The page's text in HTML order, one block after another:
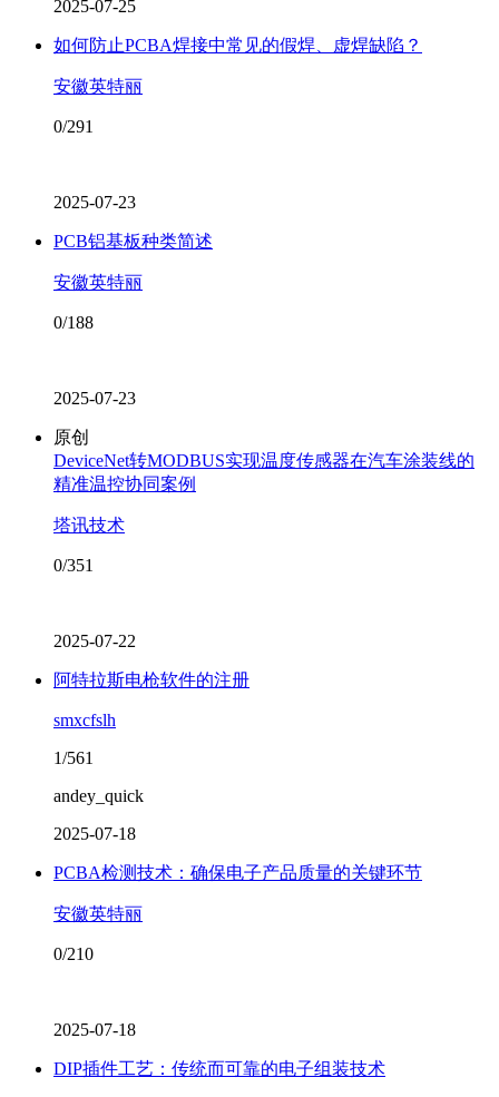
2025-07-25
如何防止PCBA焊接中常见的假焊、虚焊缺陷？
安徽英特丽
0/291
2025-07-23
PCB铝基板种类简述
安徽英特丽
0/188
2025-07-23
原创
DeviceNet转MODBUS实现温度传感器在汽车涂装线的
精准温控协同案例
塔讯技术
0/351
2025-07-22
阿特拉斯电枪软件的注册
smxcfslh
1/561
andey_quick
2025-07-18
PCBA检测技术：确保电子产品质量的关键环节
安徽英特丽
0/210
2025-07-18
DIP插件工艺：传统而可靠的电子组装技术